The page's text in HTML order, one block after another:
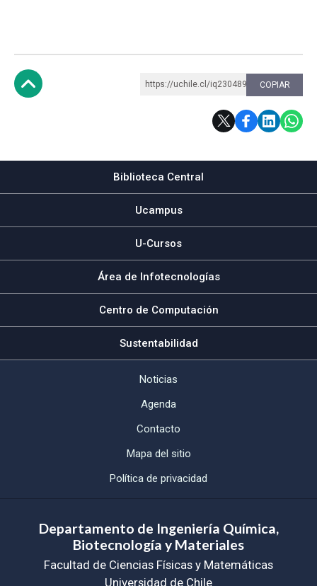
https://uchile.cl/iq230489 COPIAR
Biblioteca Central
Ucampus
U-Cursos
Área de Infotecnologías
Centro de Computación
Sustentabilidad
Noticias
Agenda
Contacto
Mapa del sitio
Política de privacidad
Departamento de Ingeniería Química,
Biotecnología y Materiales
Facultad de Ciencias Físicas y Matemáticas
Universidad de Chile